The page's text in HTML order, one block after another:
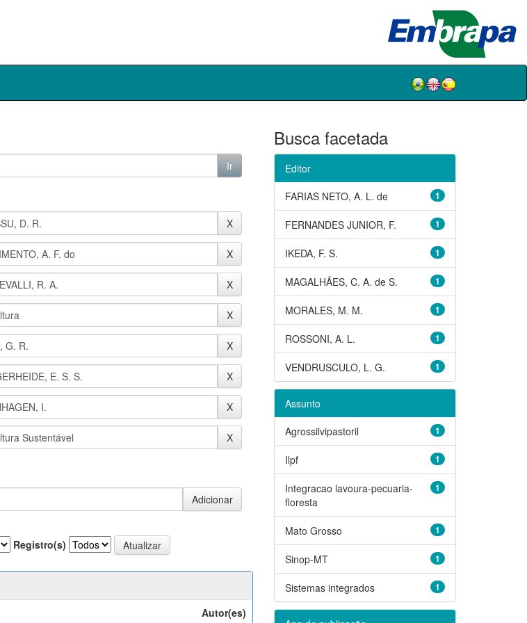
Registro(s)
Autor(es)
Busca facetada
Editor
1
FARIAS NETO, A. L. de
1
FERNANDES JUNIOR, F.
1
IKEDA, F. S.
1
MAGALHÃES, C. A. de S.
1
MORALES, M. M.
1
ROSSONI, A. L.
1
VENDRUSCULO, L. G.
Assunto
1
Agrossilvipastoril
1
Ilpf
1
Integracao lavoura-pecuaria-
floresta
1
Mato Grosso
1
Sinop-MT
1
Sistemas integrados